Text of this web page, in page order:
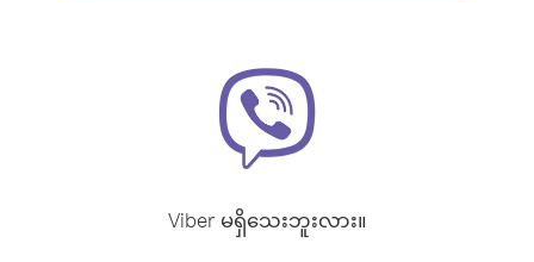
Viber မရှိသေးဘူးလား။